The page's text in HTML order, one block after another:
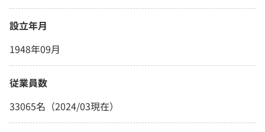
設立年月
1948年09月
従業員数
33065名（2024/03現在）